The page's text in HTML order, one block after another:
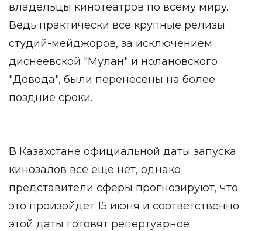
владельцы кинотеатров по всему миру.
Ведь практически все крупные релизы
студий-мейджоров, за исключением
диснеевской "Мулан" и нолановского
"Довода", были перенесены на более
поздние сроки.
В Казахстане официальной даты запуска
кинозалов все еще нет, однако
представители сферы прогнозируют, что
это произойдет 15 июня и соответственно
этой даты готовят репертуарное